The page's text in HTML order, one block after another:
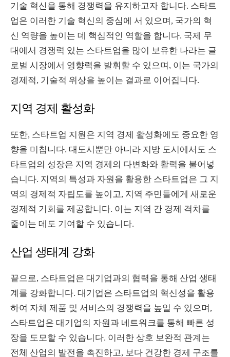
기술 혁신을 통해 경쟁력을 유지하고자 합니다. 스타트
업은 이러한 기술 혁신의 중심에 서 있으며, 국가의 혁
신 역량을 높이는 데 핵심적인 역할을 합니다. 국제 무
대에서 경쟁력 있는 스타트업을 많이 보유한 나라는 글
로벌 시장에서 영향력을 발휘할 수 있으며, 이는 국가의
경제적, 기술적 위상을 높이는 결과로 이어집니다.
지역 경제 활성화
또한, 스타트업 지원은 지역 경제 활성화에도 중요한 영
향을 미칩니다. 대도시뿐만 아니라 지방 도시에서도 스
타트업의 성장은 지역 경제의 다변화와 활력을 불어넣
습니다. 지역의 특성과 자원을 활용한 스타트업은 그 지
역의 경제적 자립도를 높이고, 지역 주민들에게 새로운
경제적 기회를 제공합니다. 이는 지역 간 경제 격차를
줄이는 데도 기여할 수 있습니다.
산업 생태계 강화
끝으로, 스타트업은 대기업과의 협력을 통해 산업 생태
계를 강화합니다. 대기업은 스타트업의 혁신성을 활용
하여 자체 제품 및 서비스의 경쟁력을 높일 수 있으며,
스타트업은 대기업의 자원과 네트워크를 통해 빠른 성
장을 도모할 수 있습니다. 이러한 상호 보완적 관계는
전체 산업의 발전을 촉진하고, 보다 건강한 경제 구조를